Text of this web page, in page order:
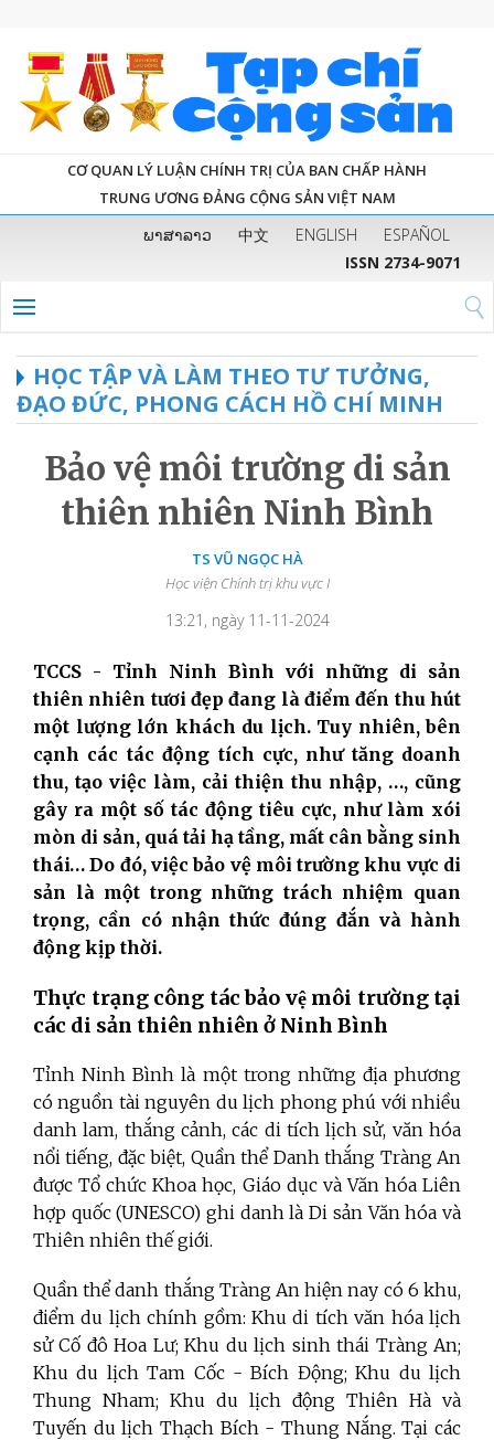
CƠ QUAN LÝ LUẬN CHÍNH TRỊ CỦA BAN CHẤP HÀNH
TRUNG ƯƠNG ĐẢNG CỘNG SẢN VIỆT NAM
ພາສາລາວ 中文 ENGLISH
ESPAÑOL
ISSN 2734-9071
HỌC TẬP VÀ LÀM THEO TƯ TƯỞNG,
ĐẠO ĐỨC, PHONG CÁCH HỒ CHÍ MINH
Bảo vệ môi trường di sản
thiên nhiên Ninh Bình
TS VŨ NGỌC HÀ
Học viện Chính trị khu vực I
13:21, ngày 11-11-2024
TCCS - Tỉnh Ninh Bình với những di sản
thiên nhiên tươi đẹp đang là điểm đến thu hút
một lượng lớn khách du lịch. Tuy nhiên, bên
cạnh các tác động tích cực, như tăng doanh
thu, tạo việc làm, cải thiện thu nhập, …, cũng
gây ra một số tác động tiêu cực, như làm xói
mòn di sản, quá tải hạ tầng, mất cân bằng sinh
thái… Do đó, việc bảo vệ môi trường khu vực di
sản là một trong những trách nhiệm quan
trọng, cần có nhận thức đúng đắn và hành
động kịp thời.
Thực trạng công tác bảo vệ môi trường tại
các di sản thiên nhiên ở Ninh Bình
Tỉnh Ninh Bình là một trong những địa phương
có nguồn tài nguyên du lịch phong phú với nhiều
danh lam, thắng cảnh, các di tích lịch sử, văn hóa
nổi tiếng, đặc biệt, Quần thể Danh thắng Tràng An
được Tổ chức Khoa học, Giáo dục và Văn hóa Liên
hợp quốc (UNESCO) ghi danh là Di sản Văn hóa và
Thiên nhiên thế giới.
Quần thể danh thắng Tràng An hiện nay có 6 khu,
điểm du lịch chính gồm: Khu di tích văn hóa lịch
sử Cố đô Hoa Lư; Khu du lịch sinh thái Tràng An;
Khu du lịch Tam Cốc - Bích Động; Khu du lịch
Thung Nham; Khu du lịch động Thiên Hà và
Tuyến du lịch Thạch Bích - Thung Nắng. Tại các